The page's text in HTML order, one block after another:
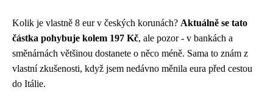
Kolik je vlastně 8 eur v českých korunách? Aktuálně se tato
částka pohybuje kolem 197 Kč, ale pozor - v bankách a
směnárnách většinou dostanete o něco méně. Sama to znám z
vlastní zkušenosti, když jsem nedávno měnila eura před cestou
do Itálie.